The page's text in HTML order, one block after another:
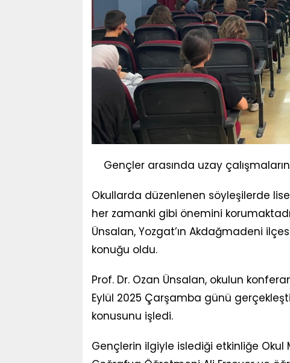
Gençler arasında uzay
Okullarda düzenlenen söyleşilerde
her zamanki gibi önemini
Ünsalan, Yozgat’ın Akdağmadeni
konuğu oldu.
Prof. Dr. Ozan Ünsalan, okulun
Eylül 2025 Çarşamba günü
konusunu işledi.
Gençlerin ilgiyle islediği etkinliğe